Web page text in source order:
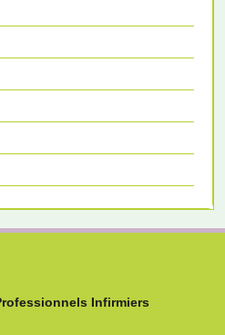
Infirmiers